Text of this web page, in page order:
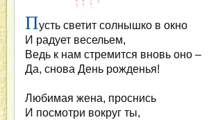
Пусть светит солнышко в окно
И радует весельем,
Ведь к нам стремится вновь оно –
Да, снова День рожденья!
Любимая жена, проснись
И посмотри вокруг ты,